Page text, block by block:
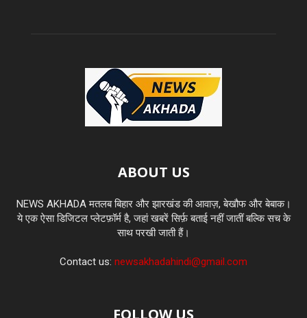
ABOUT US
NEWS AKHADA मतलब बिहार और झारखंड की आवाज़, बेखौफ और बेबाक।
ये एक ऐसा डिजिटल प्लेटफ़ॉर्म है, जहां खबरें सिर्फ़ बताई नहीं जातीं बल्कि सच के
साथ परखी जाती हैं।
Contact us: newsakhadahindi@gmail.com
FOLLOW US